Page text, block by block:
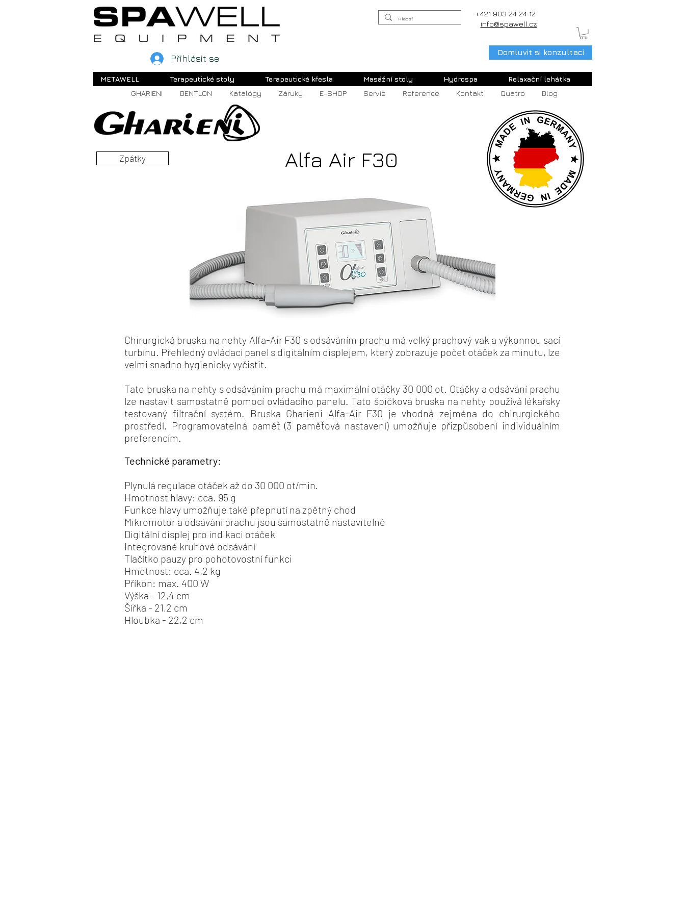
Přihlásit se
info@spawell.cz
+421 903 24 24 12
Domluvit si konzultaci
METAWELL Terapeutické stoly Terapeutické křesla Masážní stoly Hydrospa
Relaxační lehátka
GHARIENI
BENTLON Katalógy Záruky E-SHOP Servis Reference Kontakt Quatro Blog
Alfa Air F30
Chirurgická bruska na nehty Alfa-Air F30 s odsáváním prachu má velký prachový vak a výkonnou sací
turbínu. Přehledný ovládací panel s digitálním displejem, který zobrazuje počet otáček za minutu, lze
velmi snadno hygienicky vyčistit.
Tato bruska na nehty s odsáváním prachu má maximální otáčky 30 000 ot. Otáčky a odsávání prachu
lze nastavit samostatně pomocí ovládacího panelu. Tato špičková bruska na nehty používá lékařsky
testovaný filtrační systém. Bruska Gharieni Alfa-Air F30 je vhodná zejména do chirurgického
prostředí. Programovatelná paměť (3 paměťová nastavení) umožňuje přizpůsobení individuálním
preferencím.
Zpátky
Technické parametry:
Plynulá regulace otáček až do 30 000 ot/min.
Hmotnost hlavy: cca. 95 g
Funkce hlavy umožňuje také přepnutí na zpětný chod
Mikromotor a odsávání prachu jsou samostatně nastavitelné
Digitální displej pro indikaci otáček
Integrované kruhové odsávání
Tlačítko pauzy pro pohotovostní funkci
Hmotnost: cca. 4,2 kg
Příkon: max. 400 W
Výška - 12,4 cm
Šířka - 21,2 cm
Hloubka - 22,2 cm